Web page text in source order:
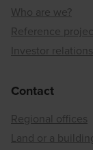
Who are we?
Reference
Investor relations
Contact
Regional offices
Land or a